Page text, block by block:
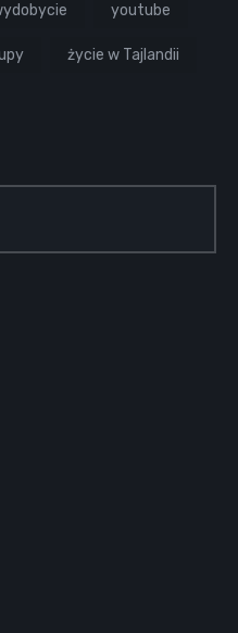
youtube
życie w Tajlandii